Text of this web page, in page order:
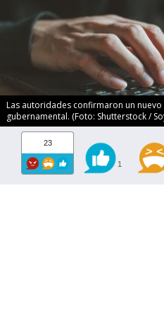
Las autoridades confirmaron un
gubernamental. (Foto: Shutterstock /
23
1